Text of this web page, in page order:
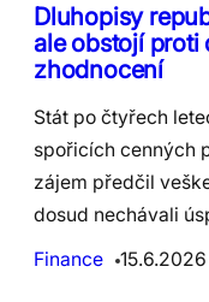
Dluhopisy
ale obstojí proti
zhodnocení
Stát po čtyřech
spořicích cenných
zájem předčil
dosud nechávali
Finance
15.6.2026